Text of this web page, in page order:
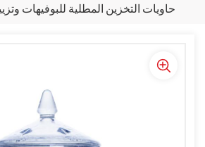
حاويات التخزين المطلية للبوفيهات